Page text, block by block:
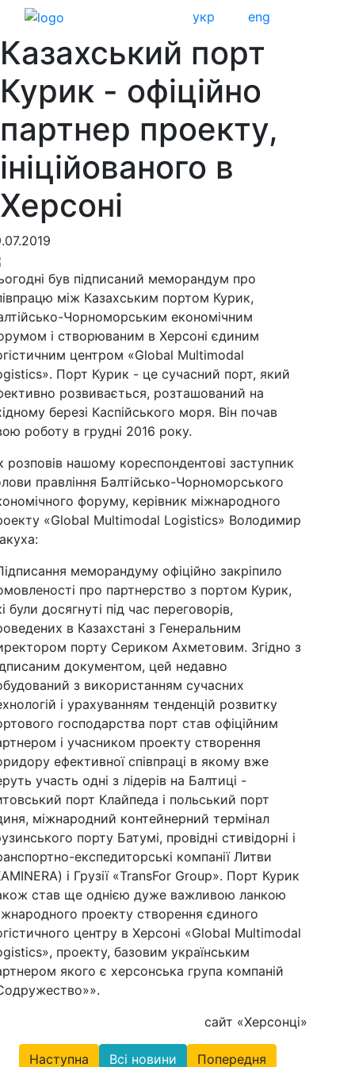
укр eng
Казахський порт
Курик - офіційно
партнер проекту,
ініційованого в
Херсоні
був підписаний меморандум про
між Казахським портом Курик,
Чорноморським економічним
і створюваним в Херсоні єдиним
центром «Global Multimodal
Порт Курик - це сучасний порт, який
розвивається, розташований на
березі Каспійського моря. Він почав
роботу в грудні 2016 року.
розповів нашому кореспондентові заступник
правління Балтійсько-Чорноморського
форуму, керівник міжнародного
«Global Multimodal Logistics» Володимир
меморандуму офіційно закріпило
про партнерство з портом Курик,
були досягнуті під час переговорів,
в Казахстані з Генеральним
порту Сериком Ахметовим. Згідно з
документом, цей недавно
з використанням сучасних
і урахуванням тенденцій розвитку
господарства порт став офіційним
і учасником проекту створення
ефективної співпраці в якому вже
участь одні з лідерів на Балтиці -
порт Клайпеда і польський порт
міжнародний контейнерний термінал
порту Батумі, провідні стивідорні і
експедиторські компанії Литви
і Грузії «TransFor Group». Порт Курик
став ще однією дуже важливою ланкою
проекту створення єдиного
центру в Херсоні «Global Multimodal
проекту, базовим українським
якого є херсонська група компаній
сайт «Херсонці»
Наступна Всі новини Попередня